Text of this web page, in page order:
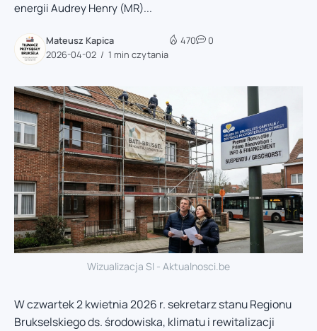
energii Audrey Henry (MR)...
Mateusz Kapica
2026-04-02
1 min czytania
470 0
Wizualizacja SI - Aktualnosci.be
W czwartek 2 kwietnia 2026 r. sekretarz stanu Regionu
Brukselskiego ds. środowiska, klimatu i rewitalizacji